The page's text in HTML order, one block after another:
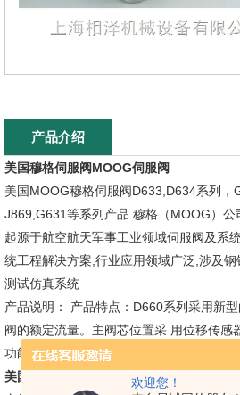
欢迎您！
产品介绍
美国穆格伺服阀MOOG伺服阀
美国MOOG穆格伺服阀D633,D634系列
J869,G631等系列产品.穆格（MOOG）
起源于航空航天军事工业领域伺服阀及系
统工程解决方案,行业应用领域广泛,涉及
测试仿真系统
产品说明： 产品特点：D660系列采用新
阀的额定流量。主阀芯位置采 用位移传感
功能可保障在出现意外断电故障时机器设
美国穆格伺服阀
MOOG伺服阀